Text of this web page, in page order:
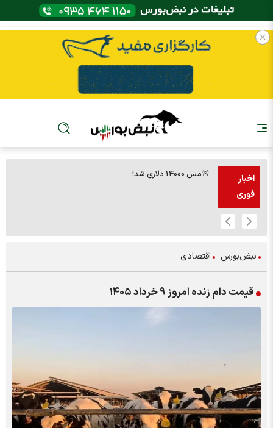
اخبار
فوری
🚨مس 14000 دلاری شد!
نبض‌بورس اقتصادی
قیمت دام زنده امروز ۹ خرداد ۱۴۰۵